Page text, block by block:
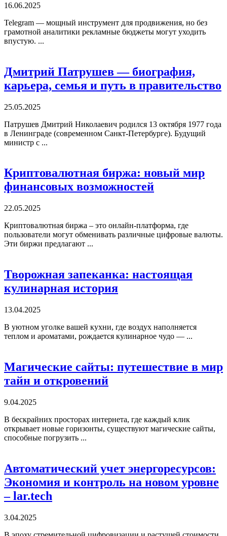
16.06.2025
Telegram — мощный инструмент для продвижения, но без
грамотной аналитики рекламные бюджеты могут уходить
впустую. ...
Дмитрий Патрушев — биография,
карьера, семья и путь в правительство
25.05.2025
Патрушев Дмитрий Николаевич родился 13 октября 1977 года
в Ленинграде (современном Санкт-Петербурге). Будущий
министр с ...
Криптовалютная биржа: новый мир
финансовых возможностей
22.05.2025
Криптовалютная биржа – это онлайн-платформа, где
пользователи могут обменивать различные цифровые валюты.
Эти биржи предлагают ...
Творожная запеканка: настоящая
кулинарная история
13.04.2025
В уютном уголке вашей кухни, где воздух наполняется
теплом и ароматами, рождается кулинарное чудо — ...
Магические сайты: путешествие в мир
тайн и откровений
9.04.2025
В бескрайних просторах интернета, где каждый клик
открывает новые горизонты, существуют магические сайты,
способные погрузить ...
Автоматический учет энергоресурсов:
Экономия и контроль на новом уровне
– lar.tech
3.04.2025